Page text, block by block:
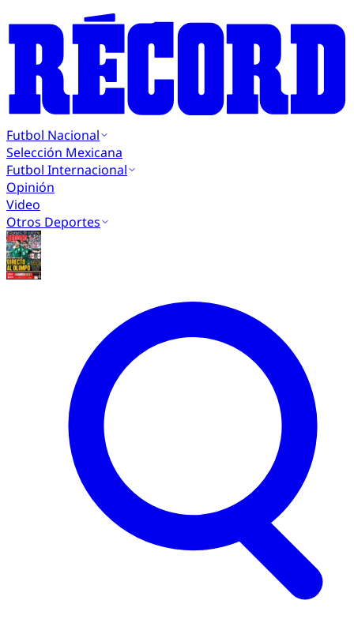
Futbol Nacional
Selección Mexicana
Futbol Internacional
Opinión
Video
Otros Deportes